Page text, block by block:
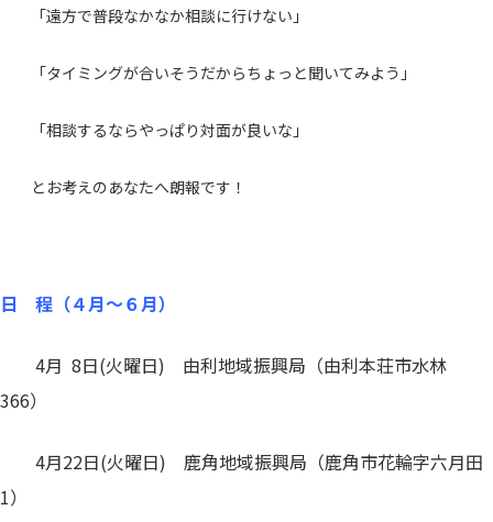
「遠方で普段なかなか相談に行けない」
「タイミングが合いそうだからちょっと聞いてみよう」
「相談するならやっぱり対面が良いな」
とお考えのあなたへ朗報です！
日 程（４月～６月）
4月 8日(火曜日) 由利地域振興局（由利本荘市水林
366）
4月22日(火曜日) 鹿角地域振興局（鹿角市花輪字六月田
1）